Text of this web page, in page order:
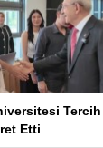
Tercih
Etti